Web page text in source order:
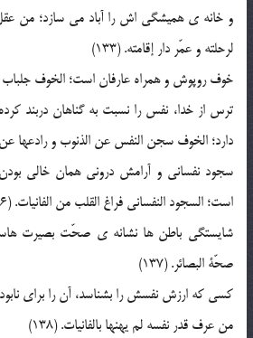
و خانه ي هميشگي اش را آباد مي سازد؛ من
لرحلته و عمّر دار إقامته. (133)
خوف روپوش و همراه عارفان است؛ الخوف جلباب
ترس از خدا، نفس را نسبت به گناهان دربند
دارد؛ الخوف سجن النفس عن الذنوب و رادعها عن
سجود نفساني و آرامش دروني همان خالي
است؛ السجود النفساني فراغ القلب من الفانيات. (136)
شايستگي باطن ها نشانه ي صحّت بصيرت
صحّة البصائر. (137)
کسي که ارزش نفسش را بشناسد، آن را براي
من عرف قدر نفسه لم يهنها بالفانيات. (138)